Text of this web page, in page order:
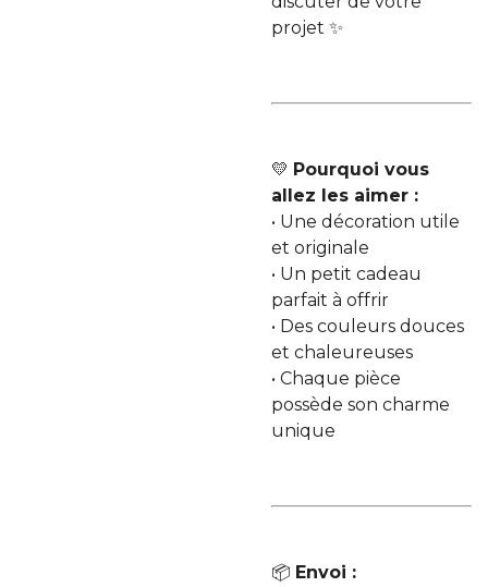
projet ✨
💛 Pourquoi vous
allez les aimer :
• Une décoration utile
et originale
• Un petit cadeau
parfait à offrir
• Des couleurs douces
et chaleureuses
• Chaque pièce
possède son charme
unique
📦 Envoi :